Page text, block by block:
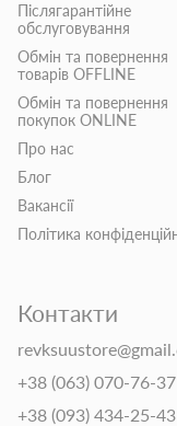
Післягарантійне
обслуговування
Обмін та повернення
товарів OFFLINE
Обмін та повернення
покупок ONLINE
Про нас
Блог
Вакансії
Політика
Контакти
+38 (063) 070-76-37
+38 (093) 434-25-43